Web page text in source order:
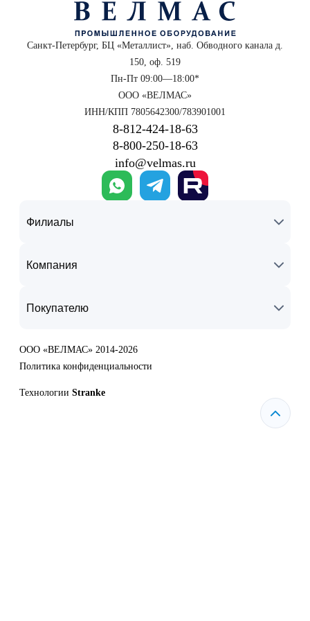
Санкт-Петербург, БЦ «Металлист», наб. Обводного канала д.
150, оф. 519
Пн-Пт 09:00—18:00*
ООО «ВЕЛМАС»
ИНН/КПП 7805642300/783901001
8‑812‑424‑18‑63
8‑800‑250‑18‑63
info@velmas.ru
Филиалы
Компания
Покупателю
ООО «ВЕЛМАС» 2014-2026
Политика конфиденциальности
Технологии Stranke